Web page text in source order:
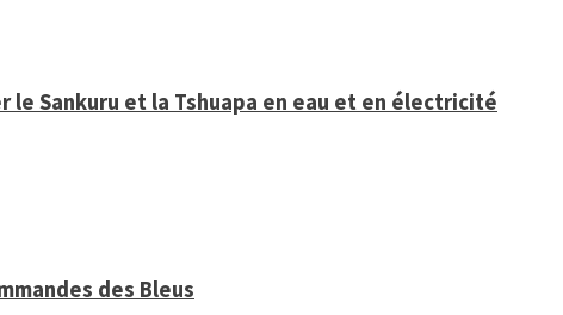
le Sankuru et la Tshuapa en eau et en électricité
des Bleus